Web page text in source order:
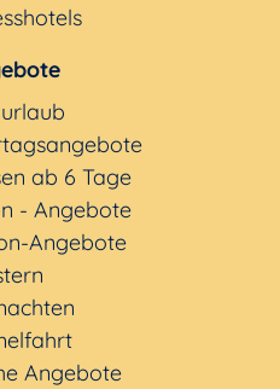
ab 6 Tage
- Angebote
Angebote
Angebote